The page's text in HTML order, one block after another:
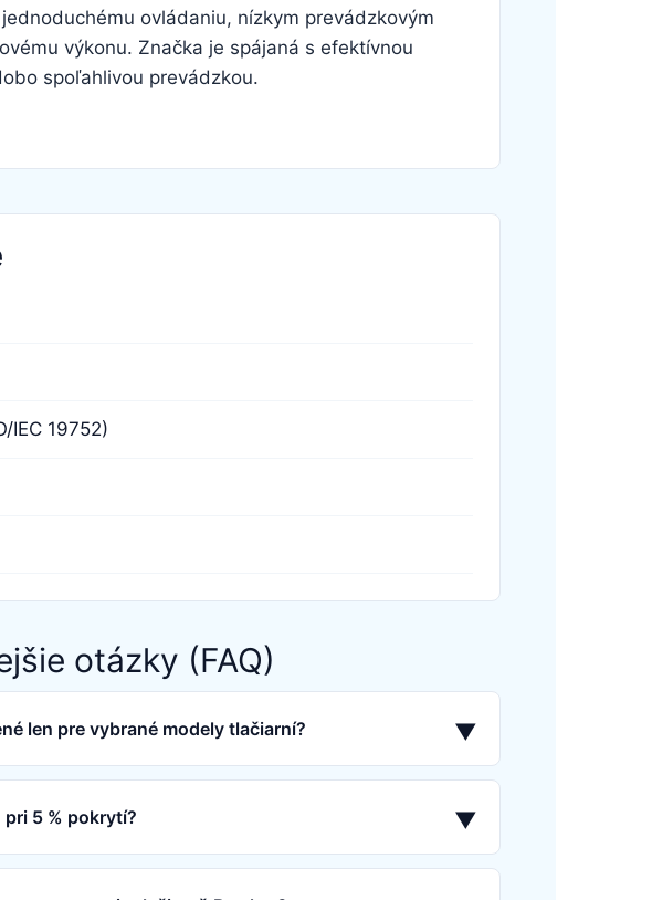
ovládaniu, nízkym prevádzkovým
výkonu. Značka je spájaná s efektívnou
spoľahlivou prevádzkou.
IEC 19752)
otázky (FAQ)
len pre vybrané modely tlačiarní? ▼
5 % pokrytí? ▼